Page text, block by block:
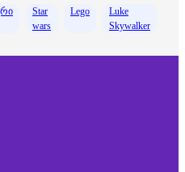
Star
wars
Lego
Luke
Skywalker